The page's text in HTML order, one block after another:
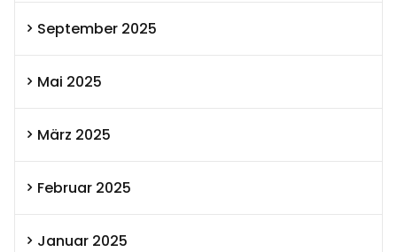
September 2025
Mai 2025
März 2025
Februar 2025
Januar 2025